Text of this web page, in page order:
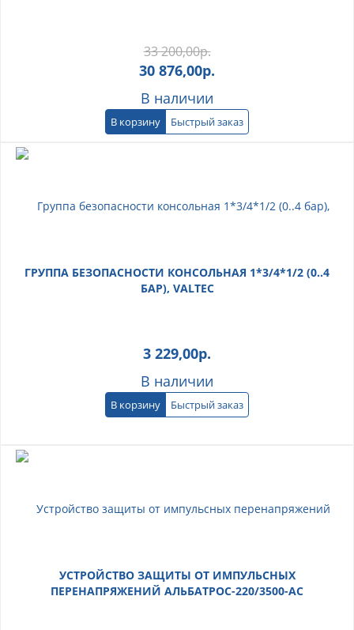
33 200,00р.
30 876,00р.
В наличии
В корзину Быстрый заказ
ГРУППА БЕЗОПАСНОСТИ КОНСОЛЬНАЯ 1*3/4*1/2 (0..4
БАР), VALTEC
3 229,00р.
В наличии
В корзину Быстрый заказ
УСТРОЙСТВО ЗАЩИТЫ ОТ ИМПУЛЬСНЫХ
ПЕРЕНАПРЯЖЕНИЙ АЛЬБАТРОС-220/3500-АС